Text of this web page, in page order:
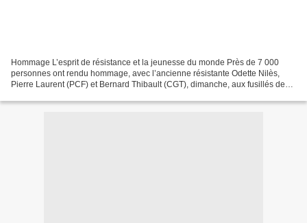
Hommage L’esprit de résistance et la jeunesse du monde Près de 7 000
personnes ont rendu hommage, avec l’ancienne résistante Odette Nilès,
Pierre Laurent (PCF) et Bernard Thibault (CGT), dimanche, aux fusillés de